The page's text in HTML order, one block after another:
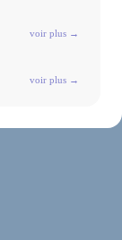
voir plus →
voir plus →